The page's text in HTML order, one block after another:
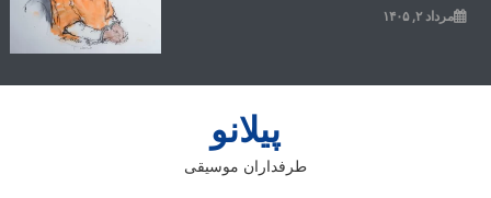
مرداد ۲, ۱۴۰۵
پیلانو
طرفداران موسیقی